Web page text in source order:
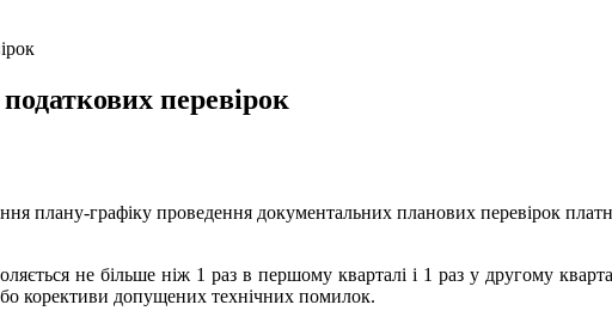
перевірок
плану-графіку проведення документальних планових перевірок
не більше ніж 1 раз в першому кварталі і 1 раз у другому
корективи допущених технічних помилок.